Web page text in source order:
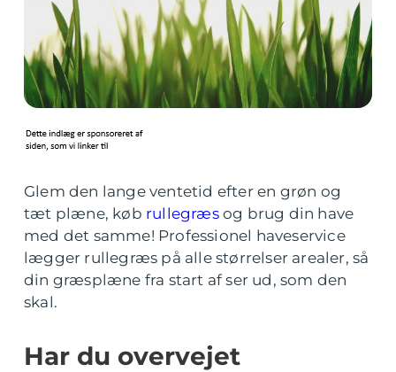
Glem den lange ventetid efter en grøn og
tæt plæne, køb rullegræsog brug din have
med det samme! Professionel haveservice
lægger rullegræs på alle størrelser arealer, så
din græsplæne fra start af ser ud, som den
skal.
Har du overvejet